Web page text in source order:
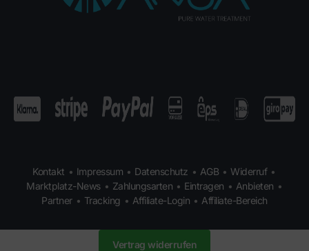
Kontakt • Impressum • Datenschutz • AGB • Widerruf •
Marktplatz-News • Zahlungsarten • Eintragen • Anbieten •
Partner • Tracking • Affiliate-Login • Affiliate-Bereich
Vertrag widerrufen